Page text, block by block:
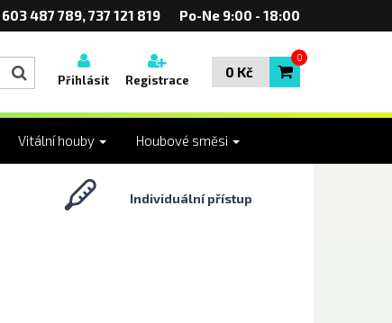
603 487 789, 737 121 819 Po-Ne 9:00 - 18:00
Přihlásit Registrace 0 Kč
0
Vitální houby Houbové směsi
Individuální přístup